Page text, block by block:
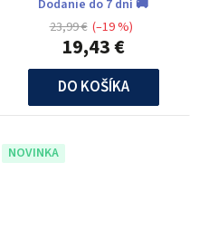
Dodanie do 7 dní 🚚
19,43 €
23,99 € (–19 %)
DO KOŠÍKA
NOVINKA